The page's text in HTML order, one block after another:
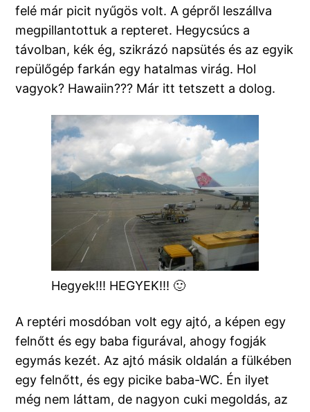
felé már picit nyűgös volt. A gépről leszállva
megpillantottuk a repteret. Hegycsúcs a
távolban, kék ég, szikrázó napsütés és az egyik
repülőgép farkán egy hatalmas virág. Hol
vagyok? Hawaiin??? Már itt tetszett a dolog.
Hegyek!!! HEGYEK!!! 🙂
A reptéri mosdóban volt egy ajtó, a képen egy
felnőtt és egy baba figurával, ahogy fogják
egymás kezét. Az ajtó másik oldalán a fülkében
egy felnőtt, és egy picike baba-WC. Én ilyet
még nem láttam, de nagyon cuki megoldás, az